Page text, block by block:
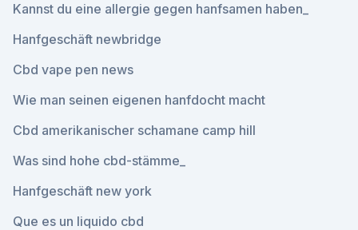
Kannst du eine allergie gegen hanfsamen haben_
Hanfgeschäft newbridge
Cbd vape pen news
Wie man seinen eigenen hanfdocht macht
Cbd amerikanischer schamane camp hill
Was sind hohe cbd-stämme_
Hanfgeschäft new york
Que es un liquido cbd